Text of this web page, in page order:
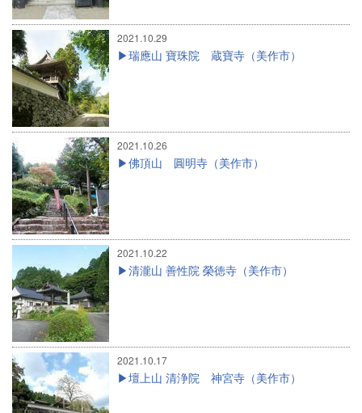
2021.10.29
瑞應山 寶珠院 蔵寶寺（美作市）
2021.10.26
佛頂山 圓明寺（美作市）
2021.10.22
清瀧山 善性院 榮徳寺（美作市）
2021.10.17
壇上山 清浄院 神宮寺（美作市）